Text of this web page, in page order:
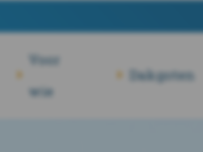
Voor
wie
Dakgoten